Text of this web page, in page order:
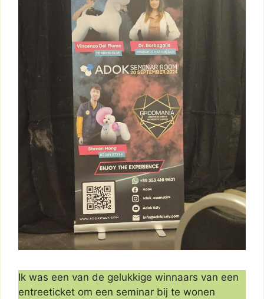
Ik was een van de gelukkige winnaars van een
entreeticket om een seminar bij te wonen